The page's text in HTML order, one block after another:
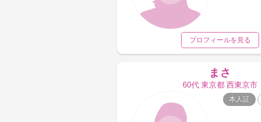
プロフィールを見る
まさ
60代 東京都 西東京市
本人証